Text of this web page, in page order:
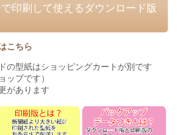
印刷して使えるダウンロード版
こちら
の型紙はショッピングカートが別です
ップです）
があります